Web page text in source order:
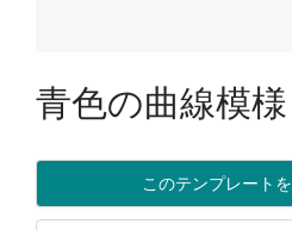
青色の曲線模様
このテンプレート